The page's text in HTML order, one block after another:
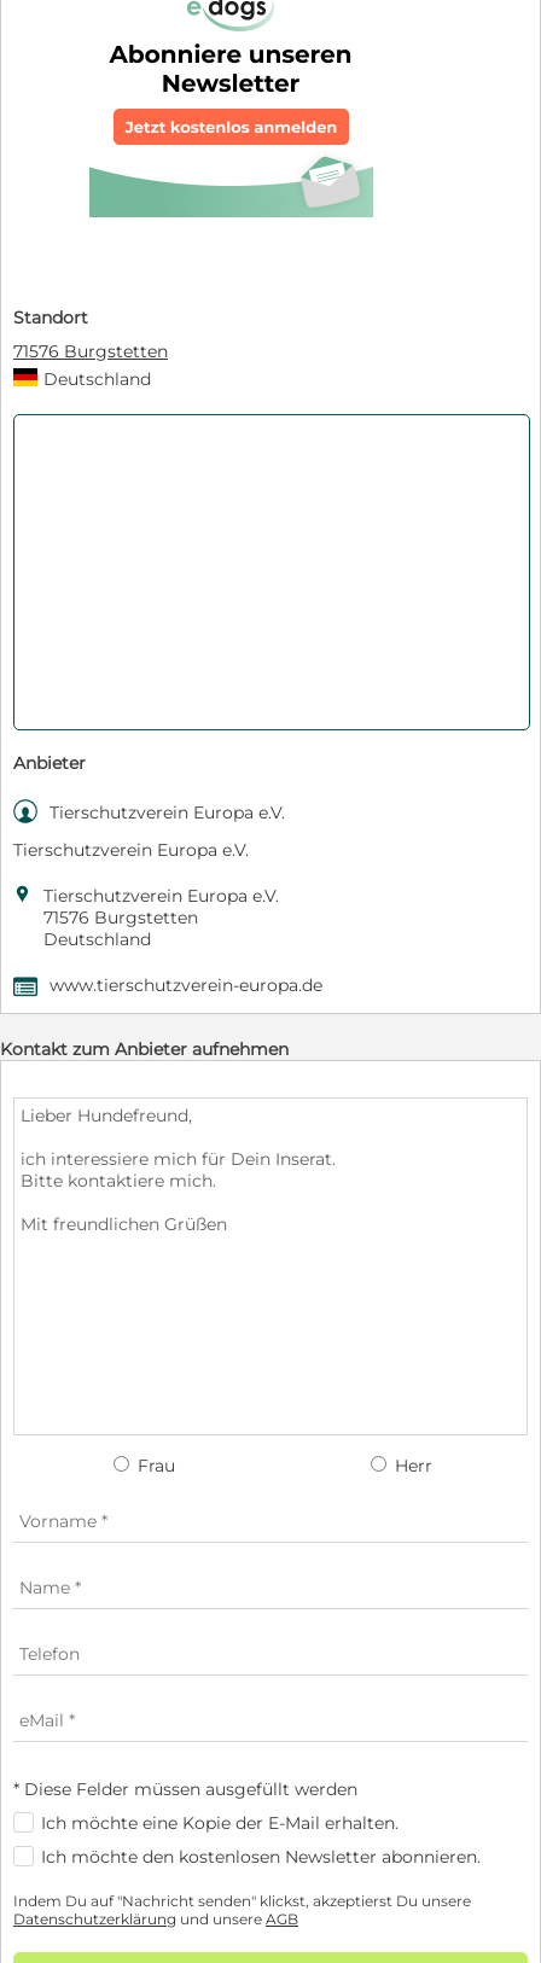
Standort
71576 Burgstetten
Deutschland
Anbieter
 Tierschutzverein Europa e.V.
Tierschutzverein Europa e.V.

Tierschutzverein Europa e.V.
71576 Burgstetten
Deutschland
, www.tierschutzverein-europa.de
Kontakt zum Anbieter aufnehmen
Frau Herr
* Diese Felder müssen ausgefüllt werden
Ich möchte eine Kopie der E-Mail erhalten.
Ich möchte den kostenlosen Newsletter abonnieren.
Indem Du auf "Nachricht senden" klickst, akzeptierst Du unsere
Datenschutzerklärung und unsere AGB